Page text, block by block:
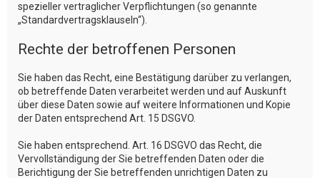
spezieller vertraglicher Verpflichtungen (so genannte
„Standardvertragsklauseln“).
Rechte der betroffenen Personen
Sie haben das Recht, eine Bestätigung darüber zu verlangen,
ob betreffende Daten verarbeitet werden und auf Auskunft
über diese Daten sowie auf weitere Informationen und Kopie
der Daten entsprechend Art. 15 DSGVO.
Sie haben entsprechend. Art. 16 DSGVO das Recht, die
Vervollständigung der Sie betreffenden Daten oder die
Berichtigung der Sie betreffenden unrichtigen Daten zu